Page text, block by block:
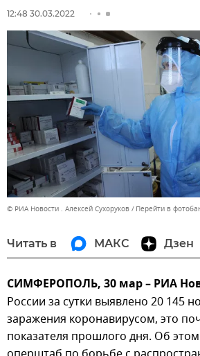
12:48 30.03.2022
© РИА Новости . Алексей Сухоруков Перейти в
Читать в МАКС Дзен
СИМФЕРОПОЛЬ, 30 мар – РИА
России за сутки выявлено 20 145
заражения коронавирусом, это
показателя прошлого дня. Об